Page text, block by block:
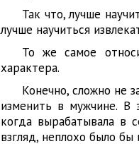
Так что, лучше
лучше научиться
То же самое
характера.
Конечно, сложно не
изменить в мужчине. В
когда вырабатывала в
взгляд, неплохо было